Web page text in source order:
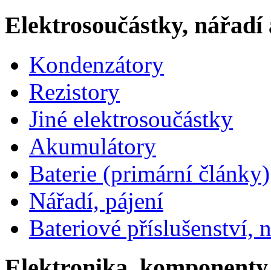
Elektrosoučástky, nářadí
Kondenzátory
Rezistory
Jiné elektrosoučástky
Akumulátory
Baterie (primární články)
Nářadí, pájení
Bateriové příslušenství,